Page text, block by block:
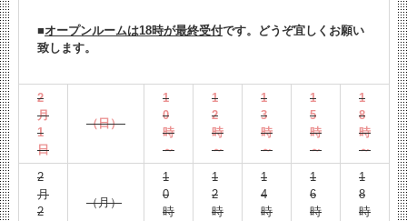
■オープンルームは18時が最終受付です。どうぞ宜しくお願い
致します。
2
月
1
日
（日）
1
0
時
～
1
2
時
～
1
3
時
～
1
5
時
～
1
8
時
～
2
月
2
（月）
1
0
時
1
2
時
1
4
時
1
6
時
1
8
時